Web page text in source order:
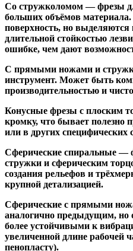
Со стружколомом— фрезы
больших объёмов
поверхность, но
длительной стойкостью
ошибке, чем дают
С прямыми ножами и
инструмент. Может быть
производительностью и
Конусные фрезы с плоским
кромку, что бывает полезно
или в других специфических
Сферические спиральные—
стружки и сферическим
создания рельефов и
крупной детализацией.
Сферические с прямыми
аналогично предыдущим, но
более устойчивыми к
увеличенной длине рабочей
пенопласту).